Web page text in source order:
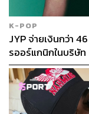
K-POP
JYP จ่ายเงินกว่า
รออร์แกนิกในบริษัท